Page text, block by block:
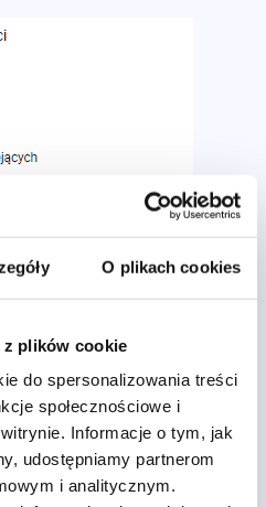
O plikach cookies
plików cookie
do spersonalizowania treści
społecznościowe i
Informacje o tym, jak
udostępniamy partnerom
i analitycznym.